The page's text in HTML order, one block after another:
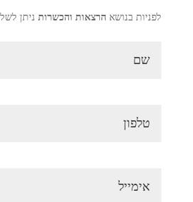
לפניות בנושא הרצאות והכשרותניתן